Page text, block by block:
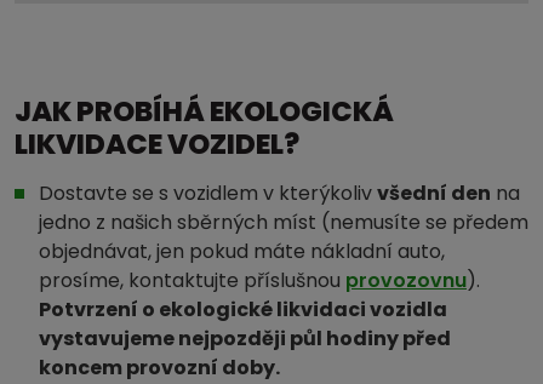
JAK PROBÍHÁ EKOLOGICKÁ
LIKVIDACE VOZIDEL?
Dostavte se s vozidlem v kterýkolivvšední den na
jedno z našich sběrných míst (nemusíte se předem
objednávat, jen pokud máte nákladní auto,
prosíme, kontaktujte příslušnou provozovnu).
Potvrzení o ekologické likvidaci vozidla
vystavujeme nejpozději půl hodiny před
koncem provozní doby.